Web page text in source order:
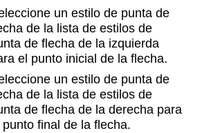
un estilo de punta de
de la lista de estilos de
de flecha de la izquierda
el punto inicial de la flecha.
un estilo de punta de
de la lista de estilos de
de flecha de la derecha para
punto final de la flecha.